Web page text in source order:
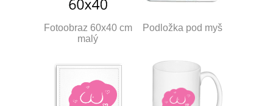
Fotoobraz 60x40 cm
malý
Podložka pod myš